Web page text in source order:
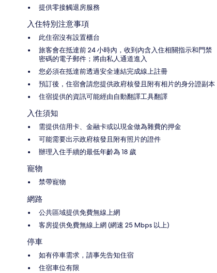
提供零接觸退房服務
入住特別注意事項
此住宿沒有設置櫃台
旅客會在抵達前 24 小時內，收到內含入住相關指示和門禁
密碼的電子郵件；將由私人通道進入
您必須在抵達前透過安全連結完成線上註冊
預訂後，住宿會請您提供政府核發且附有相片的身分證副本
住宿提供的資訊可能經由自動翻譯工具翻譯
入住須知
需提供信用卡、金融卡或以現金做為雜費的押金
可能需要出示政府核發且附有照片的證件
辦理入住手續的最低年齡為 18 歲
寵物
禁帶寵物
網路
公共區域提供免費無線上網
客房提供免費無線上網 (網速 25 Mbps 以上)
停車
如有停車需求，請事先告知住宿
住宿車位有限